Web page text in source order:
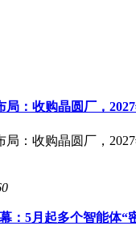
局：收购晶圆厂，
局：收购晶圆厂，
：5月起多个智能体“